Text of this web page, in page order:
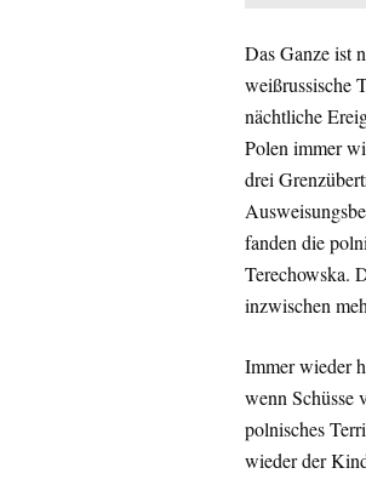
Das Ganze ist
weißrussische
nächtliche
Polen immer
drei
fanden die
Terechowska.
inzwischen
Immer wieder
wenn Schüsse
polnisches
wieder der